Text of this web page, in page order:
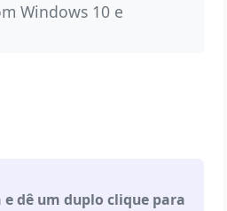
Windows 10 e
e dê um duplo clique para